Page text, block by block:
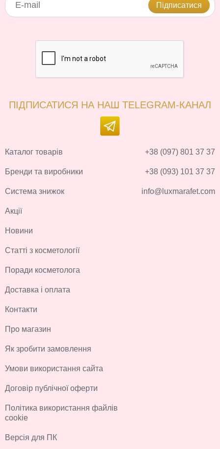
Підписатися
ПІДПИСАТИСЯ НА НАШ TELEGRAM-КАНАЛ
Каталог товарів
Бренди та виробники
Система знижок
Акції
Новини
Статті з косметології
Поради косметолога
Доставка і оплата
Контакти
Про магазин
Як зробити замовлення
Умови використання сайта
Договір публічної оферти
Політика використання файлів
cookie
Версія для ПК
+38 (097) 801 37 37
+38 (093) 101 37 37
info@luxmarafet.com